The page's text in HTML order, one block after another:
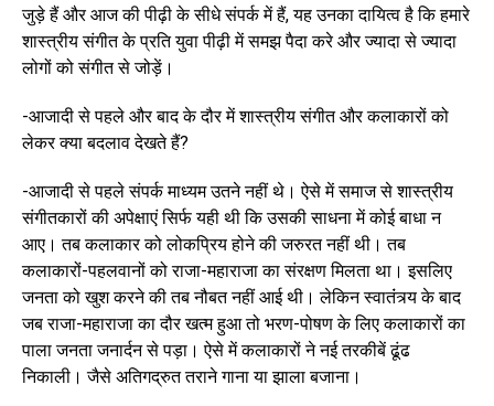
जुड़े हैं और आज की पीढ़ी के सीधे संपर्क में हैं, यह उनका दायित्व है कि हमारे
शास्त्रीय संगीत के प्रति युवा पीढ़ी में समझ पैदा करे और ज्यादा से ज्यादा
लोगों को संगीत से जोड़ें।
-आजादी से पहले और बाद के दौर में शास्त्रीय संगीत और कलाकारों को
लेकर क्या बदलाव देखते हैं?
-आजादी से पहले संपर्क माध्यम उतने नहीं थे। ऐसे में समाज से शास्त्रीय
संगीतकारों की अपेक्षाएं सिर्फ यही थी कि उसकी साधना में कोई बाधा न
आए। तब कलाकार को लोकप्रिय होने की जरुरत नहीं थी। तब
कलाकारों-पहलवानों को राजा-महाराजा का संरक्षण मिलता था। इसलिए
जनता को खुश करने की तब नौबत नहीं आई थी। लेकिन स्वातंंत्र्य के बाद
जब राजा-महाराजा का दौर खत्म हुआ तो भरण-पोषण के लिए कलाकारों का
पाला जनता जनार्दन से पड़ा। ऐसे में कलाकारों ने नई तरकीबें ढूंढ
निकाली। जैसे अतिगद्रुत तराने गाना या झाला बजाना।